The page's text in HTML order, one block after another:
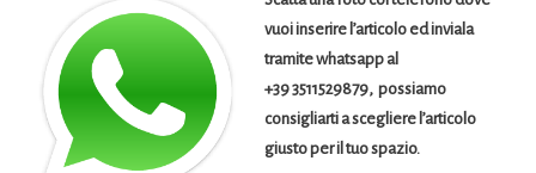
vuoi inserire l’articolo ed inviala
tramite whatsapp al
+39 3511529879, possiamo
consigliarti a scegliere l’articolo
giusto per il tuo spazio.